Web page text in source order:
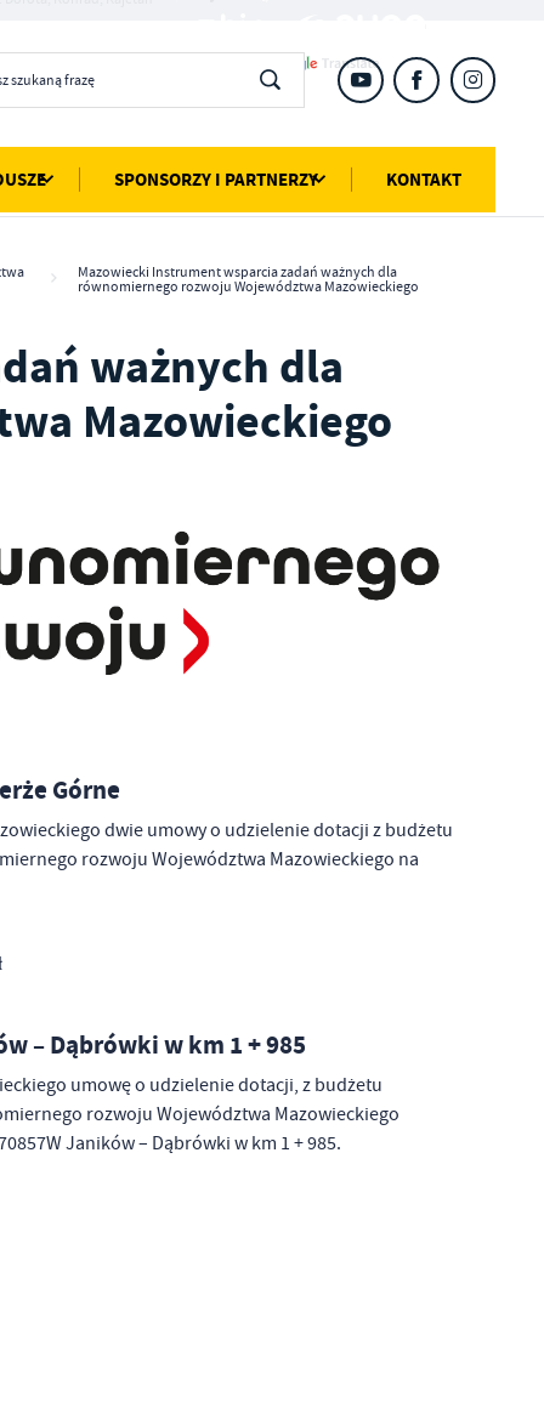
SPONSORZY I PARTNERZY KONTAKT
Mazowiecki Instrument wsparcia zadań ważnych dla
równomiernego rozwoju Województwa Mazowieckiego
ważnych dla
Mazowieckiego
Górne
dwie umowy o udzielenie dotacji z budżetu
rozwoju Województwa Mazowieckiego na
– Dąbrówki w km 1 + 985
umowę o udzielenie dotacji, z budżetu
rozwoju Województwa Mazowieckiego
Janików – Dąbrówki w km 1 + 985.